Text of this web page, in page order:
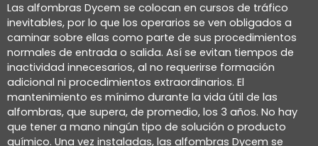
Las alfombras Dycem se colocan en cursos de tráfico
inevitables, por lo que los operarios se ven obligados a
caminar sobre ellas como parte de sus procedimientos
normales de entrada o salida. Así se evitan tiempos de
inactividad innecesarios, al no requerirse formación
adicional ni procedimientos extraordinarios. El
mantenimiento es mínimo durante la vida útil de las
alfombras, que supera, de promedio, los 3 años. No hay
que tener a mano ningún tipo de solución o producto
químico. Una vez instaladas, las alfombras Dycem se